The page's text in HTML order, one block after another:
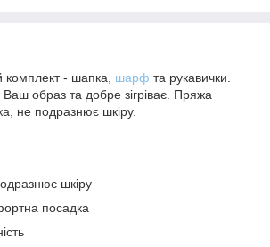
- шапка, шарф та рукавички.
Ваш образ та добре зігріває. Пряжа
не подразнює шкіру.
шкіру
посадка